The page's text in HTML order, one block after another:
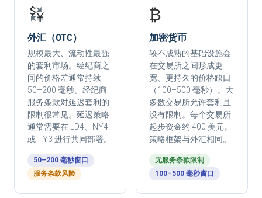
外汇（OTC）
规模最大、流动性最强
的套利市场。经纪商之
间的价格差通常持续
50–200 毫秒。经纪商
服务条款对延迟套利的
限制很常见。延迟策略
通常需要在 LD4、NY4
或 TY3 进行共同部署。
50–200 毫秒窗口
服务条款风险
₿
加密货币
较不成熟的基础设施会
在交易所之间形成更
宽、更持久的价格缺口
（100–500 毫秒）。大
多数交易所允许套利且
没有限制。每个交易所
起步资金约 400 美元。
策略框架与外汇相同。
无服务条款限制
100–500 毫秒窗口